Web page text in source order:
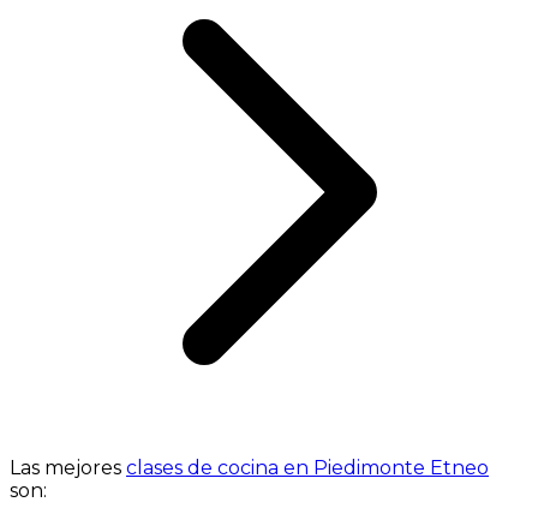
Las mejores clases de cocina en Piedimonte Etneo
son: